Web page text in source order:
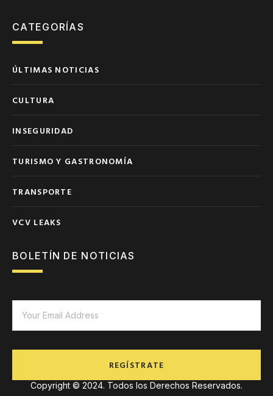
CATEGORÍAS
ÚLTIMAS NOTICIAS
CULTURA
INSEGURIDAD
TURISMO Y GASTRONOMÍA
TRANSPORTE
VCV LEAKS
BOLETÍN DE NOTICIAS
REGÍSTRATE
Copyright © 2024. Todos los Derechos Reservados.